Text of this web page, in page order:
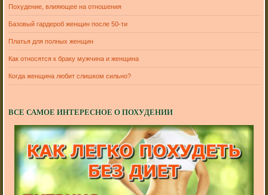
Похудение, влияющее на отношения
Базовый гардероб женщин после 50-ти
Платья для полных женщин
Как относятся к браку мужчина и женщина
Когда женщина любит слишком сильно?
ВСЕ САМОЕ ИНТЕРЕСНОЕ О ПОХУДЕНИИ